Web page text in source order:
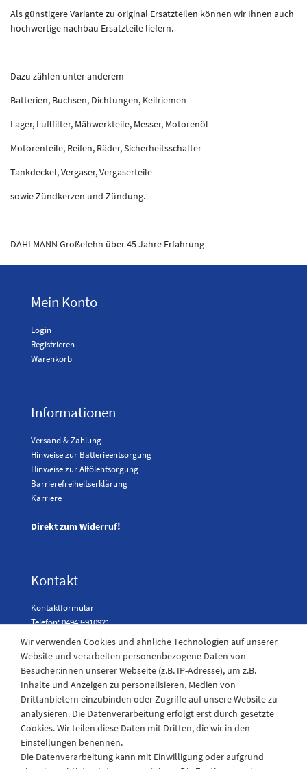
Als günstigere Variante zu original Ersatzteilen können wir Ihnen auch
hochwertige nachbau Ersatzteile liefern.
Dazu zählen unter anderem
Batterien, Buchsen, Dichtungen, Keilriemen
Lager, Luftfilter, Mähwerkteile, Messer, Motorenöl
Motorenteile, Reifen, Räder, Sicherheitsschalter
Tankdeckel, Vergaser, Vergaserteile
sowie Zündkerzen und Zündung.
DAHLMANN Großefehn über 45 Jahre Erfahrung
Mein Konto
Login
Registrieren
Warenkorb
Informationen
Versand & Zahlung
Hinweise zur Batterieentsorgung
Hinweise zur Altölentsorgung
Barrierefreiheitserklärung
Karriere
Direkt zum Widerruf!
Kontakt
Kontaktformular
Telefon: 04943-910921
Laden Öffnungszeiten
Montag - Freitag
08:30 - 12:30 und 13.00 - 17.30 Uhr
Samstags
08:30 bis 12:30 Uhr
Wir verwenden Cookies und ähnliche Technologien auf unserer
Website und verarbeiten personenbezogene Daten von
Besucher:innen unserer Webseite (z.B. IP-Adresse), um z.B.
Inhalte und Anzeigen zu personalisieren, Medien von
Drittanbietern einzubinden oder Zugriffe auf unsere Website zu
analysieren. Die Datenverarbeitung erfolgt erst durch gesetzte
Cookies. Wir teilen diese Daten mit Dritten, die wir in den
Einstellungen benennen.
Die Datenverarbeitung kann mit Einwilligung oder aufgrund